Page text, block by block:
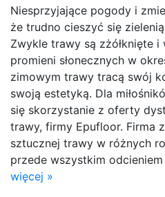
Niesprzyjające pogody i
że trudno cieszyć się
Zwykle trawy są zżółknięte
promieni słonecznych w
zimowym trawy tracą swój
swoją estetyką. Dla
się skorzystanie z oferty
trawy, firmy Epufloor. Firma
sztucznej trawy w różnych
przede wszystkim
więcej »